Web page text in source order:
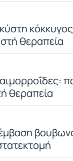
θεραπεία
θεραπεία